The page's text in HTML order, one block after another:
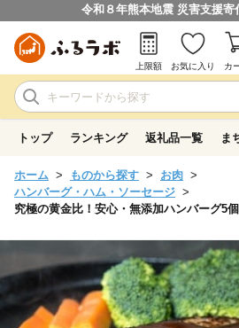
令和８年熊本地震 災害支援寄
上限額 お気に入り カ
トップ ランキング 返礼品一覧 ま
ホーム ものから探す
お肉
ハンバーグ・ハム・ソーセージ
究極の黄金比！安心・無添加ハンバーグ5